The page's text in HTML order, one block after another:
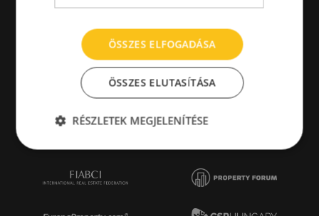
ÖSSZES ELFOGADÁSA
ÖSSZES ELUTASÍTÁSA
RÉSZLETEK MEGJELENÍTÉSE